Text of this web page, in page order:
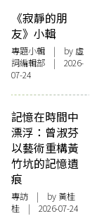
《寂靜的朋
友》小輯
專題小輯 | by 虛
詞編輯部 | 2026-
07-24
記憶在時間中
漂浮：曾淑芬
以藝術重構黃
竹坑的記憶遺
痕
專訪 | by 黃桂
桂 | 2026-07-24